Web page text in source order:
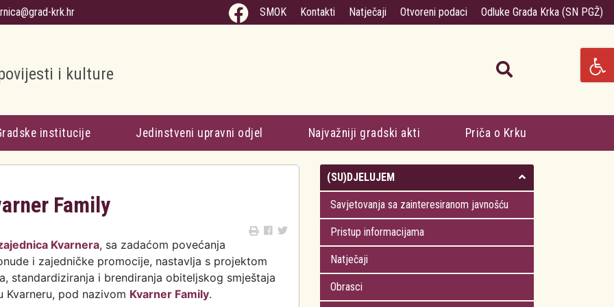
krk.hr SMOK Kontakti Natječaji Otvoreni podaci Odluke Grada Krka (SN PGŽ)
i kulture
institucije Jedinstveni upravni odjel Najvažniji gradski akti Priča o Krku
Family
Kvarnera, sa zadaćom povećanja
i zajedničke promocije, nastavlja s projektom
standardiziranja i brendiranja obiteljskog smještaja
Kvarneru, pod nazivom Kvarner Family.
(SU)DJELUJEM
Savjetovanja sa zainteresiranom javnošću
Pristup informacijama
Natječaji
Obrasci